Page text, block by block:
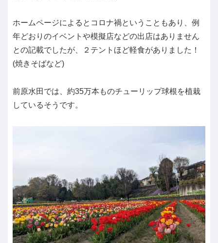
ホームページによるとコロナ禍ということもあり、例
年どおりのイベントや模擬店などの出店はありません
との記載でしたが、２テントほど軽食がありました！
(焼きそばなど)
前原水田では、約35万本ものチューリップ球根を植栽
しているそうです。